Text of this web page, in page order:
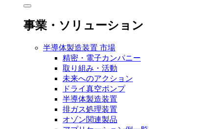
事業・ソリューション
半導体製造装置 市場
精密・電子カンパニー
取り組み・活動
未来へのアクション
ドライ真空ポンプ
半導体製造装置
排ガス処理装置
オゾン関連製品